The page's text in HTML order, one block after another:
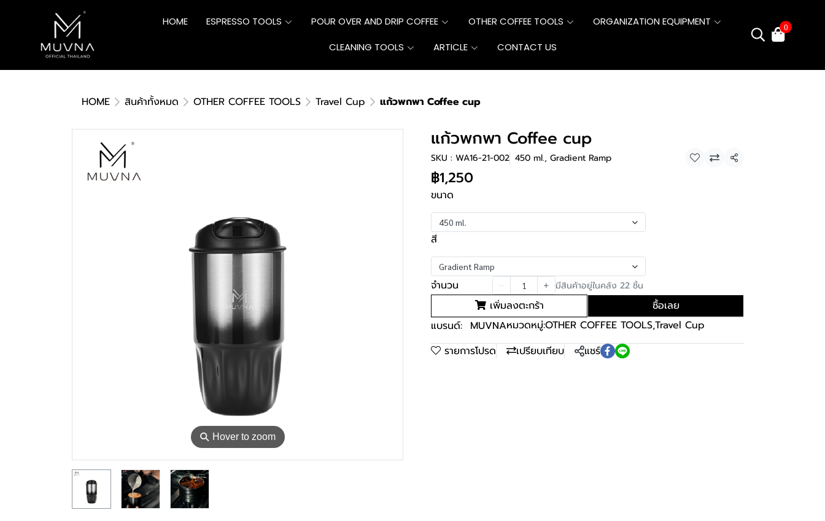
HOME ESPRESSO TOOLS POUR OVER AND DRIP COFFEE OTHER COFFEE TOOLS
ORGANIZATION EQUIPMENT
CLEANING TOOLS
ARTICLE CONTACT US
0
HOME สินค้าทั้งหมด OTHER COFFEE TOOLS Travel Cup แก้วพกพา Coffee cup
⚲ Hover to zoom
แก้วพกพา Coffee cup
SKU : WA16-21-002 450 ml., Gradient Ramp แชร์
฿1,250
ขนาด
450 ml.
สี
Gradient Ramp
จำนวน มีสินค้าอยู่ในคลัง 22 ชิ้น
เพิ่มลงตะกร้า
ซื้อเลย
แบรนด์: MUVNAหมวดหมู่:OTHER COFFEE TOOLS,Travel Cup
รายการโปรด
เปรียบเทียบ แชร์